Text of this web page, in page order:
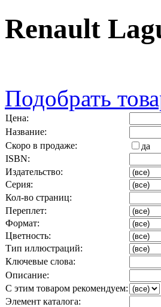
Renault
Подобрать
Цена:
Название:
Скоро в продаже:
да
ISBN:
Издательство:
Серия:
Кол-во страниц:
Переплет:
Формат:
Цветность:
Тип иллюстраций:
Ключевые слова:
Описание:
С этим товаром рекомендуем:
Элемент каталога: